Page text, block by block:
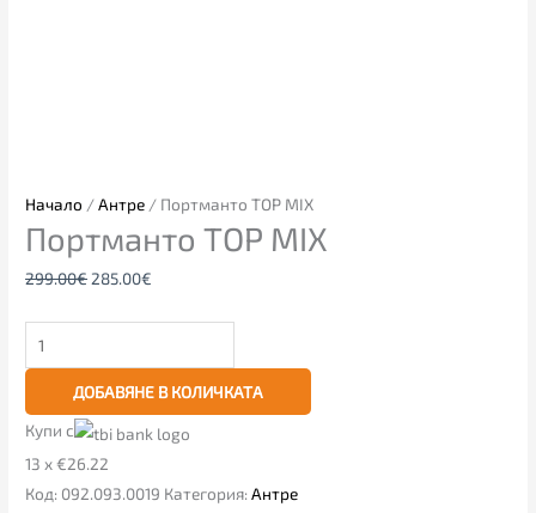
Начало /Антре / Портманто TOP MIX
Портманто TOP MIX
299.00€ 285.00€
ДОБАВЯНЕ В КОЛИЧКАТА
Купи с
13 x €26.22
Код: 092.093.0019 Категория:Антре